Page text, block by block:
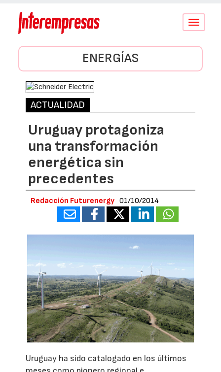
Conmutar
ENERGÍAS
ACTUALIDAD
Uruguay protagoniza
una transformación
energética sin
precedentes
Redacción Futurenergy 01/10/2014
Uruguay ha sido catalogado en los últimos